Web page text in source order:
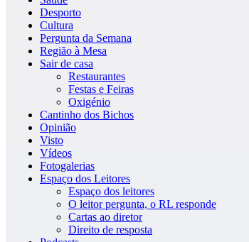
Desporto
Cultura
Pergunta da Semana
Região à Mesa
Sair de casa
Restaurantes
Festas e Feiras
Oxigénio
Cantinho dos Bichos
Opinião
Visto
Vídeos
Fotogalerias
Espaço dos Leitores
Espaço dos leitores
O leitor pergunta, o RL responde
Cartas ao diretor
Direito de resposta